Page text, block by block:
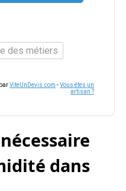
des métiers
ViteUnDevis.com -Vous êtes un
artisan ?
dans